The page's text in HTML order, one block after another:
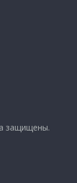
защищены.